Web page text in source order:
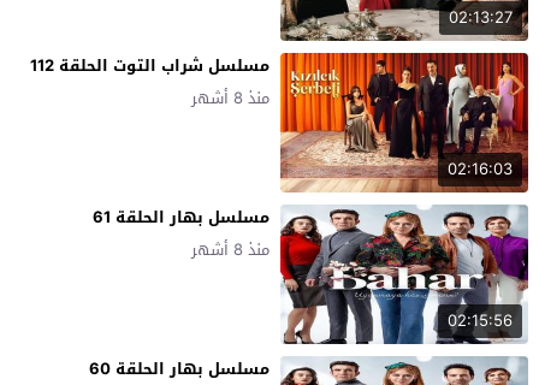
02:13:27
02:16:03
مسلسل شراب التوت الحلقة 112
منذ 8 أشهر
02:15:56
مسلسل بهار الحلقة 61
منذ 8 أشهر
مسلسل بهار الحلقة 60